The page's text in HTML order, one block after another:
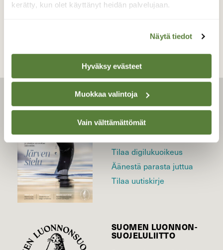
kerätty, kun olet käyttänyt heidän palvelujaan.
Näytä tiedot
Hyväksy evästeet
Muokkaa valintoja
Vain välttämättömät
LEHTI
Uusin lehti
Tilaa Suomen Luonto
Tilaa digilukuoikeus
Äänestä parasta juttua
Tilaa uutiskirje
SUOMEN LUONNON­
SUOJELU­LIITTO